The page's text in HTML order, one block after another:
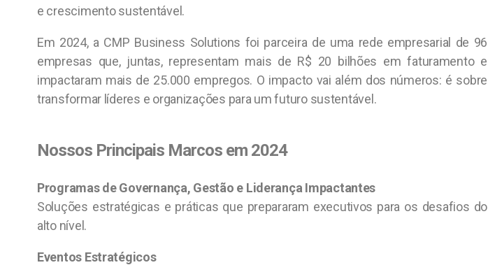
e crescimento sustentável.
Em 2024, a CMP Business Solutions foi parceira de uma rede empresarial de 96
empresas que, juntas, representam mais de R$ 20 bilhões em faturamento e
impactaram mais de 25.000 empregos. O impacto vai além dos números: é sobre
transformar líderes e organizações para um futuro sustentável.
Nossos Principais Marcos em 2024
Programas de Governança, Gestão e Liderança Impactantes
Soluções estratégicas e práticas que prepararam executivos para os desafios do
alto nível.
Eventos Estratégicos